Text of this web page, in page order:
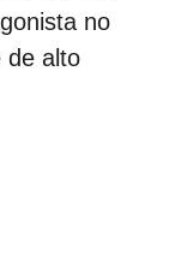
no
de alto